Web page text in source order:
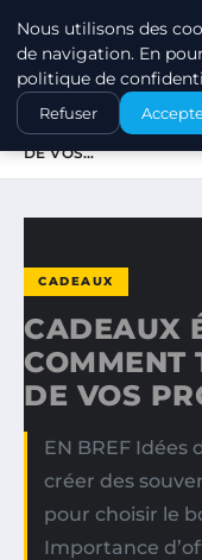
ACCUEIL
CADEAUX
CADEAUX
DE VOS…
CADEAUX
CADEAUX
COMMENT
DE VOS
EN BREF
créer des
pour choisir le
Importance
Nous utilisons des
de navigation. En
politique de
Refuser